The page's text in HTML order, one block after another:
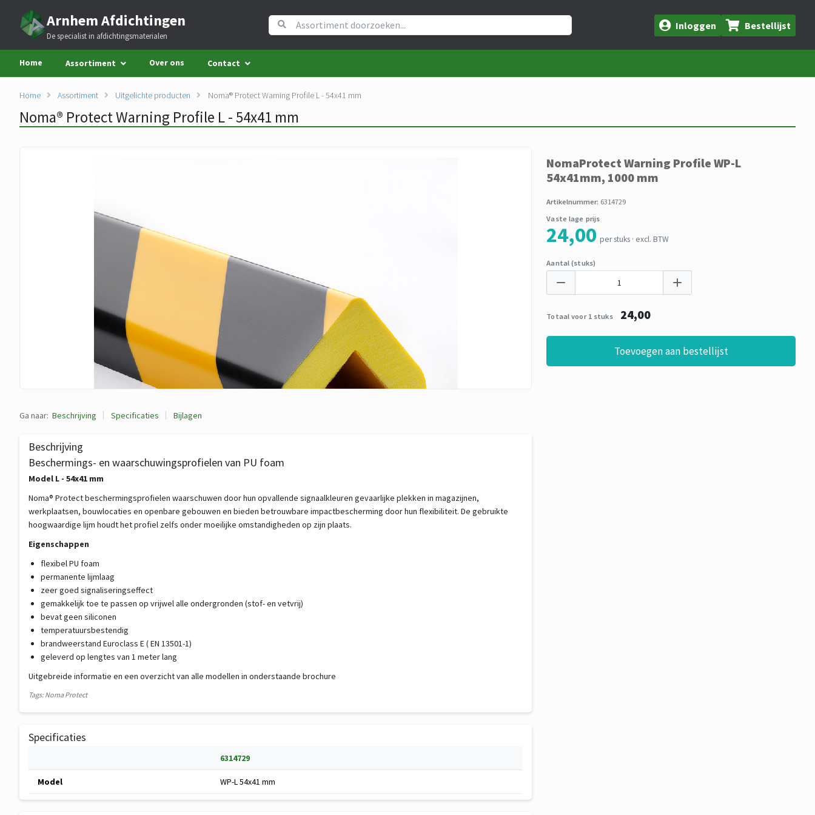
Arnhem Afdichtingen
De specialist in afdichtingsmaterialen
Inloggen Bestellijst
Home Assortiment Over ons Contact
Home Assortiment Uitgelichte producten Noma® Protect Warning Profile L - 54x41 mm
Noma® Protect Warning Profile L - 54x41 mm
Ga naar: Beschrijving Specificaties Bijlagen
Beschrijving
Beschermings- en waarschuwingsprofielen van PU foam
Model L - 54x41 mm
Noma® Protect beschermingsprofielen waarschuwen door hun opvallende signaalkleuren gevaarlijke plekken in magazijnen,
werkplaatsen, bouwlocaties en openbare gebouwen en bieden betrouwbare impactbescherming door hun flexibiliteit. De gebruikte
hoogwaardige lijm houdt het profiel zelfs onder moeilijke omstandigheden op zijn plaats.
Eigenschappen
flexibel PU foam
permanente lijmlaag
zeer goed signaliseringseffect
gemakkelijk toe te passen op vrijwel alle ondergronden (stof- en vetvrij)
bevat geen siliconen
temperatuursbestendig
brandweerstand Euroclass E ( EN 13501-1)
geleverd op lengtes van 1 meter lang
Uitgebreide informatie en een overzicht van alle modellen in onderstaande brochure
Tags: Noma Protect
Specificaties
Specificaties
Noma®
6314729
Model WP-L 54x41 mm
NomaProtect Warning Profile WP-L
54x41mm, 1000 mm
Artikelnummer: 6314729
Vaste lage prijs
24,00 per stuks · excl. BTW
Aantal (stuks)
Totaal voor 1 stuks 24,00
Toevoegen aan bestellijst